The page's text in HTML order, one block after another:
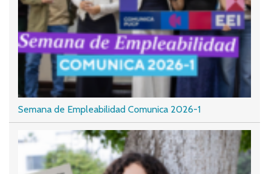
Semana de Empleabilidad Comunica 2026-1